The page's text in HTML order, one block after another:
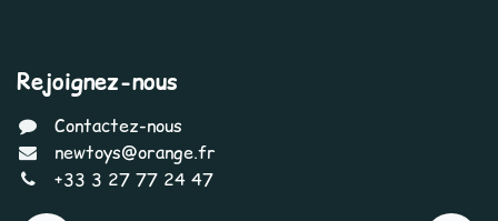
Rejoignez-nous
Contactez-nous
newtoys@orange.fr
+33 3 27 77 24 47